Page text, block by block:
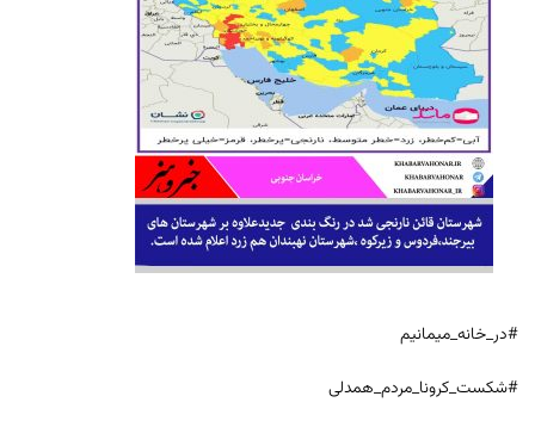
#در_خانه_میمانیم
#شکست_کرونا_مردم_همدلی